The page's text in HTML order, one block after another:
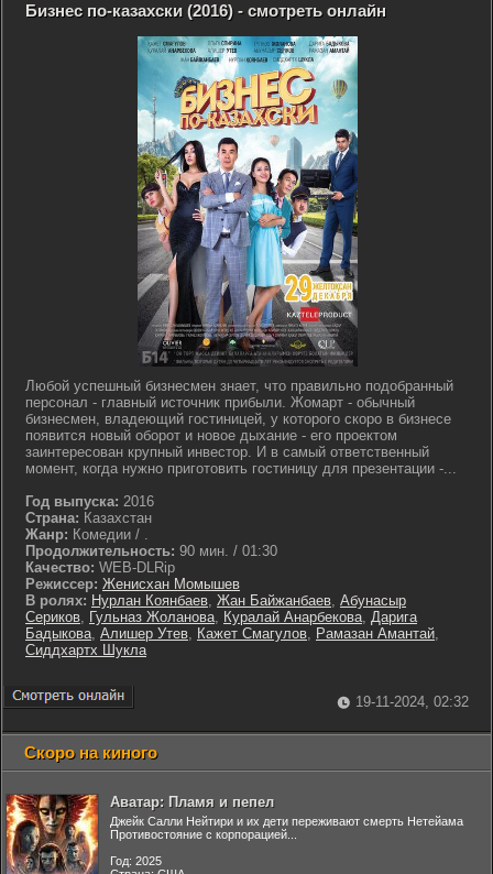
Бизнес по-казахски (2016) - смотреть онлайн
Любой успешный бизнесмен знает, что правильно подобранный
персонал - главный источник прибыли. Жомарт - обычный
бизнесмен, владеющий гостиницей, у которого скоро в бизнесе
появится новый оборот и новое дыхание - его проектом
заинтересован крупный инвестор. И в самый ответственный
момент, когда нужно приготовить гостиницу для презентации -...
Год выпуска: 2016
Страна: Казахстан
Жанр: Комедии / .
Продолжительность: 90 мин. / 01:30
Качество: WEB-DLRip
Режиссер: Женисхан Момышев
В ролях: Нурлан Коянбаев, Жан Байжанбаев, Абунасыр
Сериков, Гульназ Жоланова, Куралай Анарбекова, Дарига
Бадыкова, Алишер Утев, Кажет Смагулов, Рамазан Амантай,
Сиддхартх Шукла
19-11-2024, 02:32
Скоро на киного
Аватар: Пламя и пепел
Джейк Салли Нейтири и их дети переживают смерть Нетейама
Противостояние с корпорацией...
Год: 2025